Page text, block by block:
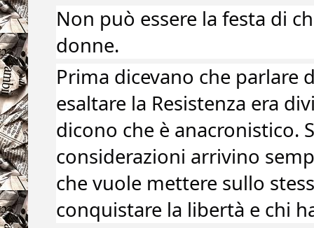
Non può essere la festa di
donne.
Prima dicevano che parlare
esaltare la Resistenza era
dicono che è anacronistico.
considerazioni arrivino
che vuole mettere sullo
conquistare la libertà e chi